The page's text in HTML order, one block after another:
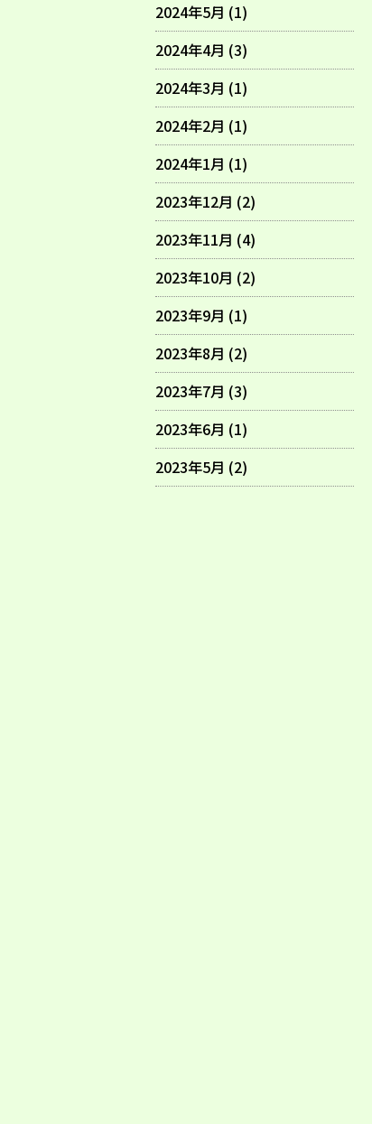
2024年5月 (1)
2024年4月 (3)
2024年3月 (1)
2024年2月 (1)
2024年1月 (1)
2023年12月 (2)
2023年11月 (4)
2023年10月 (2)
2023年9月 (1)
2023年8月 (2)
2023年7月 (3)
2023年6月 (1)
2023年5月 (2)